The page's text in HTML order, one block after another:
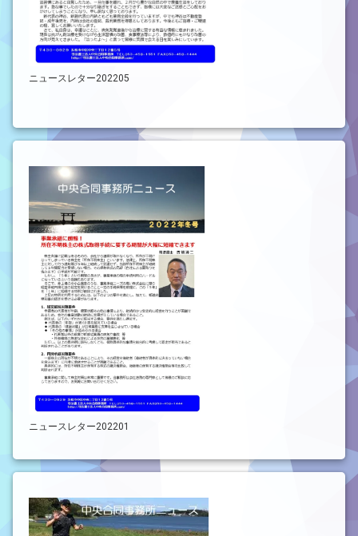
ニュースレター202205
ニュースレター202201